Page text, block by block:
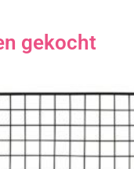
gekocht